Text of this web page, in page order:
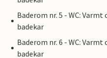
Baderom nr. 5 - WC:
badekar
Baderom nr. 6 - WC:
badekar